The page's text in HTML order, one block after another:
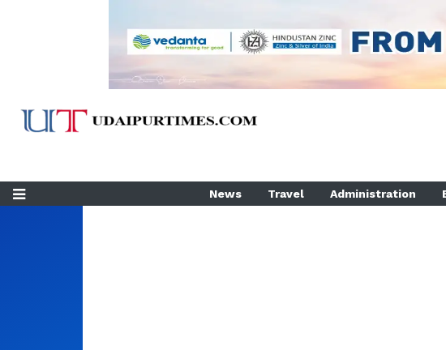
News Travel Administration